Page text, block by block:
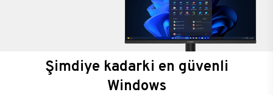
Şimdiye kadarki en güvenli
Windows